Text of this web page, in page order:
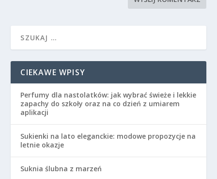
CIEKAWE WPISY
Perfumy dla nastolatków: jak wybrać świeże i lekkie
zapachy do szkoły oraz na co dzień z umiarem
aplikacji
Sukienki na lato eleganckie: modowe propozycje na
letnie okazje
Suknia ślubna z marzeń